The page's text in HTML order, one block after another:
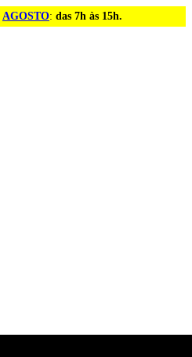
AGOSTO: das 7h às 15h.